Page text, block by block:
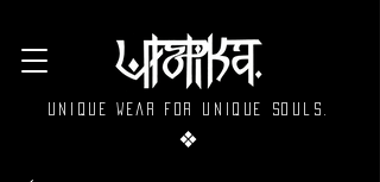
Unique wear for unique souls.
❖